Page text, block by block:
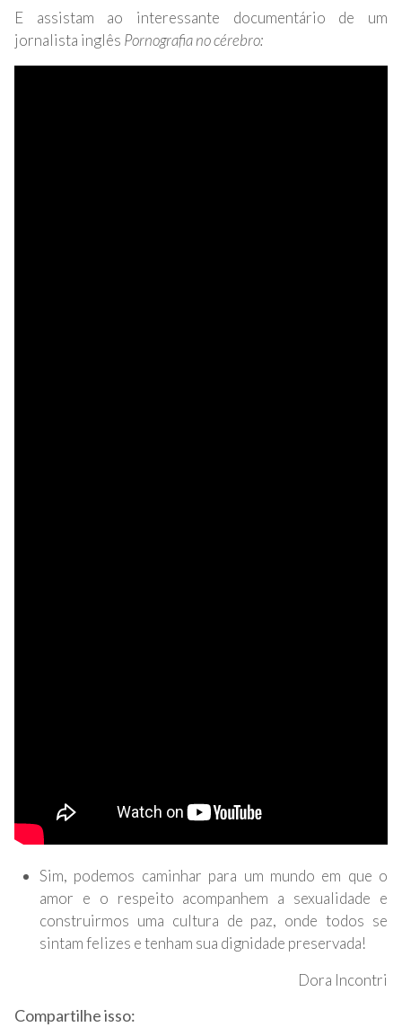
E assistam ao interessante documentário de um
jornalista inglês Pornografia no cérebro:
Sim, podemos caminhar para um mundo em que o
amor e o respeito acompanhem a sexualidade e
construirmos uma cultura de paz, onde todos se
sintam felizes e tenham sua dignidade preservada!
Dora Incontri
Compartilhe isso: